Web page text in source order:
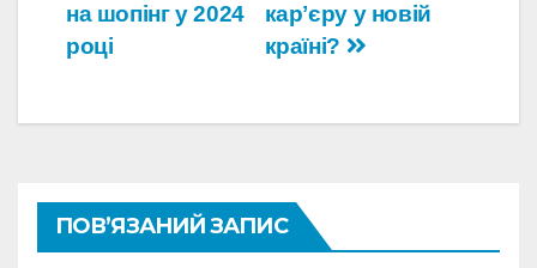
карʼєру у новій
країні?
на шопінг у 2024
році
ПОВ’ЯЗАНИЙ ЗАПИС